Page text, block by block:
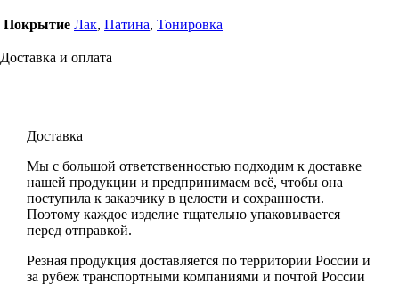
Покрытие Лак, Патина, Тонировка
Доставка и оплата
Доставка
Мы с большой ответственностью подходим к доставке
нашей продукции и предпринимаем всё, чтобы она
поступила к заказчику в целости и сохранности.
Поэтому каждое изделие тщательно упаковывается
перед отправкой.
Резная продукция доставляется по территории России и
за рубеж транспортными компаниями и почтой России